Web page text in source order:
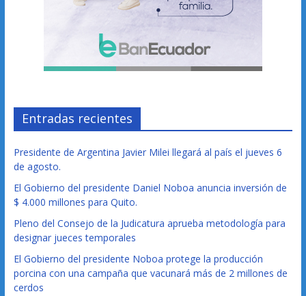
Entradas recientes
Presidente de Argentina Javier Milei llegará al país el jueves 6
de agosto.
El Gobierno del presidente Daniel Noboa anuncia inversión de
$ 4.000 millones para Quito.
Pleno del Consejo de la Judicatura aprueba metodología para
designar jueces temporales
El Gobierno del presidente Noboa protege la producción
porcina con una campaña que vacunará más de 2 millones de
cerdos